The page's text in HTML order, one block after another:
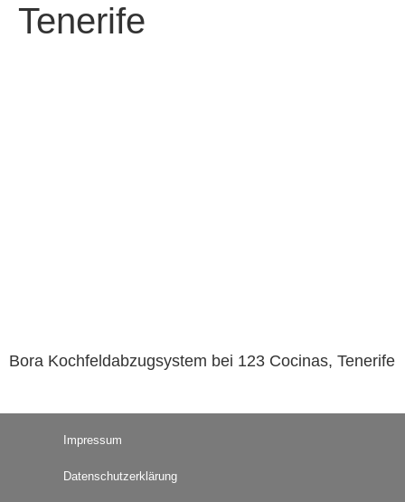
Tenerife
Bora Kochfeldabzugsystem bei 123 Cocinas, Tenerife
Impressum
Datenschutzerklärung